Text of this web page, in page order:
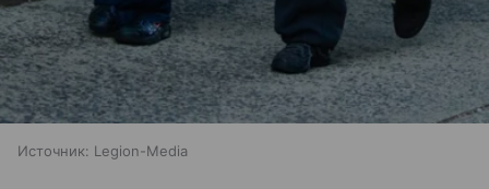
Источник: Legion-Media